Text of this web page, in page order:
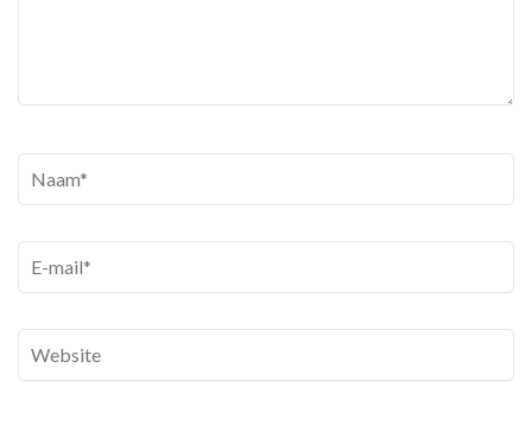
Naam*
E-
mail*
Website